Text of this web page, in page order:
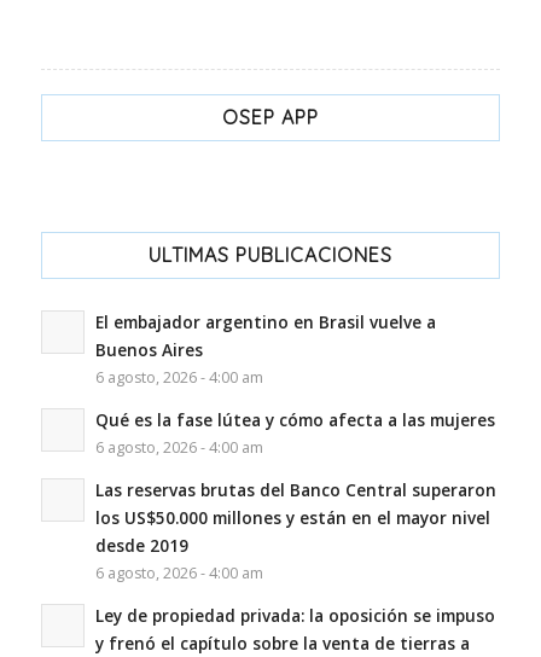
OSEP APP
ULTIMAS PUBLICACIONES
El embajador argentino en Brasil vuelve a
Buenos Aires
6 agosto, 2026 - 4:00 am
Qué es la fase lútea y cómo afecta a las mujeres
6 agosto, 2026 - 4:00 am
Las reservas brutas del Banco Central superaron
los US$50.000 millones y están en el mayor nivel
desde 2019
6 agosto, 2026 - 4:00 am
Ley de propiedad privada: la oposición se impuso
y frenó el capítulo sobre la venta de tierras a